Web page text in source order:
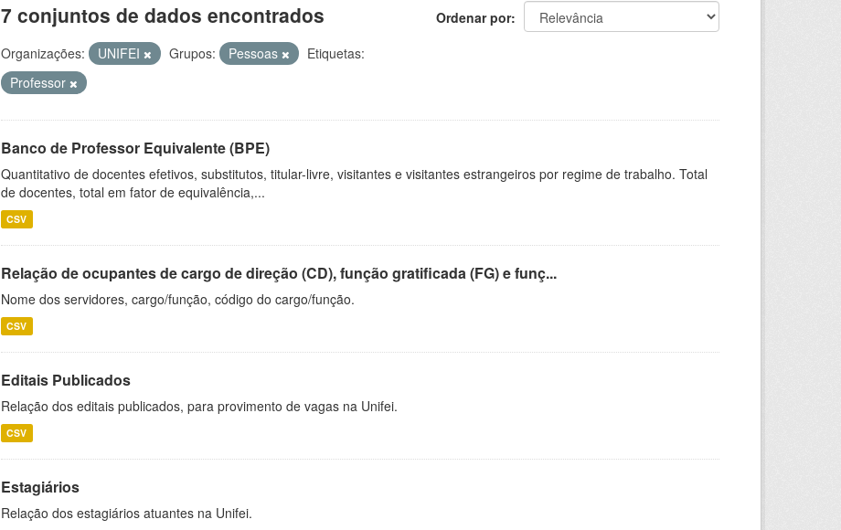
Ordenar por
7 conjuntos de dados encontrados
Organizações: UNIFEI Grupos: Pessoas
Etiquetas:
Professor
Banco de Professor Equivalente (BPE)
Quantitativo de docentes efetivos, substitutos, titular-livre, visitantes e visitantes estrangeiros por regime de trabalho. Total
de docentes, total em fator de equivalência,...
CSV
Relação de ocupantes de cargo de direção (CD), função gratificada (FG) e funç...
Nome dos servidores, cargo/função, código do cargo/função.
CSV
Editais Publicados
Relação dos editais publicados, para provimento de vagas na Unifei.
CSV
Estagiários
Relação dos estagiários atuantes na Unifei.